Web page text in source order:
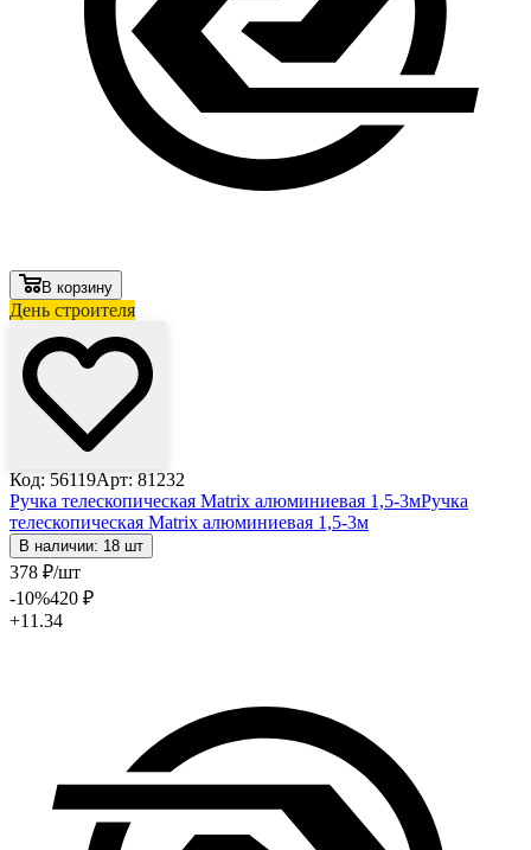
В корзину
День строителя
Код: 56119Арт: 81232
Ручка телескопическая Matrix алюминиевая 1,5-3мРучка
телескопическая Matrix алюминиевая 1,5-3м
В наличии: 18 шт
378 ₽/шт
-10%420 ₽
+11.34